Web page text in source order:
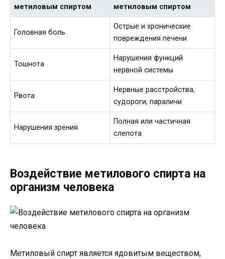
метиловым спиртом
метиловым спиртом
Головная боль
Острые и хронические
повреждения печени
Тошнота
Нарушения функций
нервной системы
Рвота
Нервные расстройства,
судороги, параличи
Нарушения зрения
Полная или частичная
слепота
Воздействие метилового спирта на
организм человека
Метиловый спирт является ядовитым веществом,